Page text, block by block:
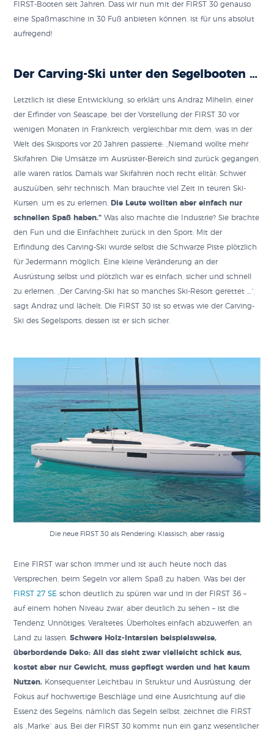
FIRST-Booten seit Jahren. Dass wir nun mit der FIRST 30 genauso
eine Spaßmaschine in 30 Fuß anbieten können, ist für uns absolut
aufregend!
Der Carving-Ski unter den Segelbooten …
Letztlich ist diese Entwicklung, so erklärt uns Andraz Mihelin, einer
der Erfinder von Seascape, bei der Vorstellung der FIRST 30 vor
wenigen Monaten in Frankreich, vergleichbar mit dem, was in der
Welt des Skisports vor 20 Jahren passierte: „Niemand wollte mehr
Skifahren. Die Umsätze im Ausrüster-Bereich sind zurück gegangen,
alle waren ratlos. Damals war Skifahren noch recht elitär: Schwer
auszuüben, sehr technisch. Man brauchte viel Zeit in teuren Ski-
Kursen, um es zu erlernen.
Die Leute wollten aber einfach nur
schnellen Spaß haben.“ Was also machte die Industrie? Sie brachte
den Fun und die Einfachheit zurück in den Sport: Mit der
Erfindung des Carving-Ski wurde selbst die Schwarze Piste plötzlich
für Jedermann möglich. Eine kleine Veränderung an der
Ausrüstung selbst und plötzlich war es einfach, sicher und schnell
zu erlernen. „Der Carving-Ski hat so manches Ski-Resort gerettet …“,
sagt Andraz und lächelt. Die FIRST 30 ist so etwas wie der Carving-
Ski des Segelsports, dessen ist er sich sicher.
Die neue FIRST 30 als Rendering: Klassisch, aber rassig
Eine FIRST war schon immer und ist auch heute noch das
Versprechen, beim Segeln vor allem Spaß zu haben. Was bei der
FIRST 27 SE schon deutlich zu spüren war und in der FIRST 36 –
auf einem hohen Niveau zwar, aber deutlich zu sehen – ist die
Tendenz, Unnötiges, Veraltetes, Überholtes einfach abzuwerfen, an
Land zu lassen.Schwere Holz-Intarsien beispielsweise,
überbordende Deko: All das sieht zwar vielleicht schick aus,
kostet aber nur Gewicht, muss gepflegt werden und hat kaum
Nutzen. Konsequenter Leichtbau in Struktur und Ausrüstung, der
Fokus auf hochwertige Beschläge und eine Ausrichtung auf die
Essenz des Segelns, nämlich das Segeln selbst, zeichnet die FIRST
als „Marke“ aus. Bei der FIRST 30 kommt nun ein ganz wesentlicher